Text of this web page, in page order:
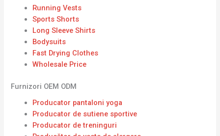
Running Vests
Sports Shorts
Long Sleeve Shirts
Bodysuits
Fast Drying Clothes
Wholesale Price
Furnizori OEM ODM
Producator pantaloni yoga
Producator de sutiene sportive
Producator de treninguri